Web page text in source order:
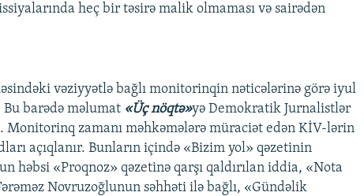
heç bir təsirə malik olmaması və sairədən
vəziyyətlə bağlı monitorinqin nəticələrinə görə iyul
Bu barədə məlumat «Üç nöqtə»yə Demokratik Jurnalistlər
Monitorinq zamanı məhkəmələrə müraciət edən KİV-lərin
açıqlanır. Bunların içində «Bizim yol» qəzetinin
həbsi «Proqnoz» qəzetinə qarşı qaldırılan iddia, «Nota
Novruzoğlunun səhhəti ilə bağlı, «Gündəlik